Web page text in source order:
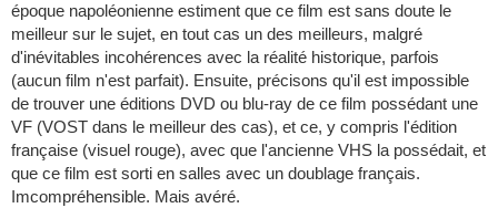
époque napoléonienne estiment que ce film est sans doute le
meilleur sur le sujet, en tout cas un des meilleurs, malgré
d'inévitables incohérences avec la réalité historique, parfois
(aucun film n'est parfait). Ensuite, précisons qu'il est impossible
de trouver une éditions DVD ou blu-ray de ce film possédant une
VF (VOST dans le meilleur des cas), et ce, y compris l'édition
française (visuel rouge), avec que l'ancienne VHS la possédait, et
que ce film est sorti en salles avec un doublage français.
Imcompréhensible. Mais avéré.